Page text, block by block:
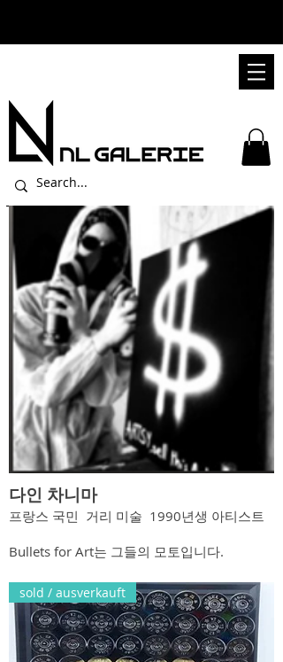
다인 차니마
프랑스 국민 거리 미술 1990년생 아티스트
Bullets for Art는 그들의 모토입니다.
sold / ausverkauft